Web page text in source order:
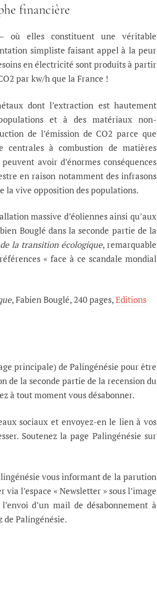
financière
où elles constituent une véritable
simpliste faisant appel à la peur
en électricité sont produits à partir
par kw/h que la France !
dont l’extraction est hautement
et à des matériaux non-
de l’émission de CO2 parce que
centrales à combustion de matières
avoir d’énormes conséquences
en raison notamment des infrasons
la vive opposition des populations.
massive d’éoliennes ainsi qu’aux
Bouglé dans la seconde partie de la
la transition écologique, remarquable
« face à ce scandale mondial
, Fabien Bouglé, 240 pages,Editions
principale) de Palingénésie pour être
la seconde partie de la recension du
à tout moment vous désabonner.
sociaux et envoyez-en le lien à vos
Soutenez la page Palingénésie sur
vous informant de la parution
l’espace « Newsletter » sous l’image
d’un mail de désabonnement à
de Palingénésie.